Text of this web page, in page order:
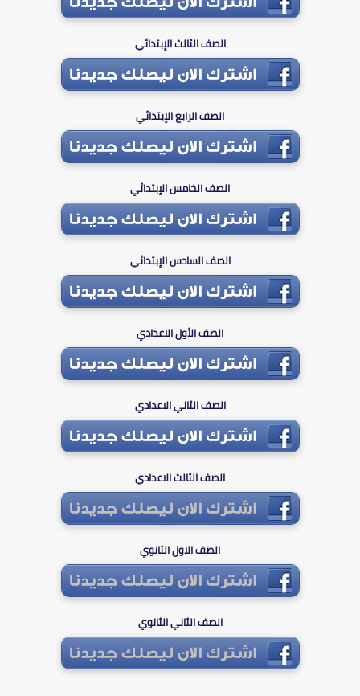
الصف الثالث الإبتدائي
الصف الرابع الإبتدائي
الصف الخامس الإبتدائي
الصف السادس الإبتدائي
الصف الأول الاعدادي
الصف الثاني الاعدادي
الصف الثالث الاعدادي
الصف الاول الثانوي
الصف الثاني الثانوي